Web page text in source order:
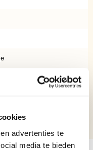
advertenties te
media te bieden
graden Celcius